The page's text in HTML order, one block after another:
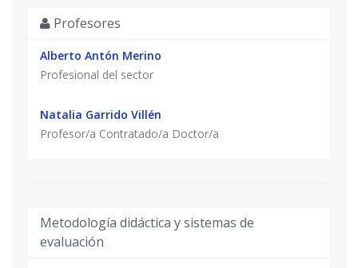
Profesores
Alberto Antón Merino
Profesional del sector
Natalia Garrido Villén
Profesor/a Contratado/a Doctor/a
Metodología didáctica y sistemas de
evaluación